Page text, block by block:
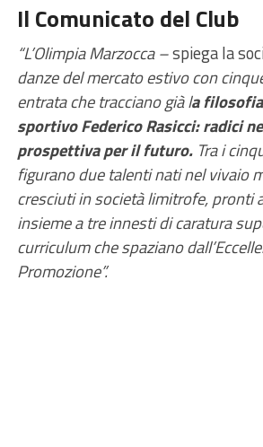
Il Comunicato del Club
“L’Olimpia Marzocca –spiega la
danze del mercato estivo con
entrata che tracciano già la
sportivo Federico Rasicci: radici
prospettiva per il futuro.Tra i
figurano due talenti nati nel vivaio
cresciuti in società limitrofe, pronti
insieme a tre innesti di caratura
curriculum che spaziano
Promozione”.